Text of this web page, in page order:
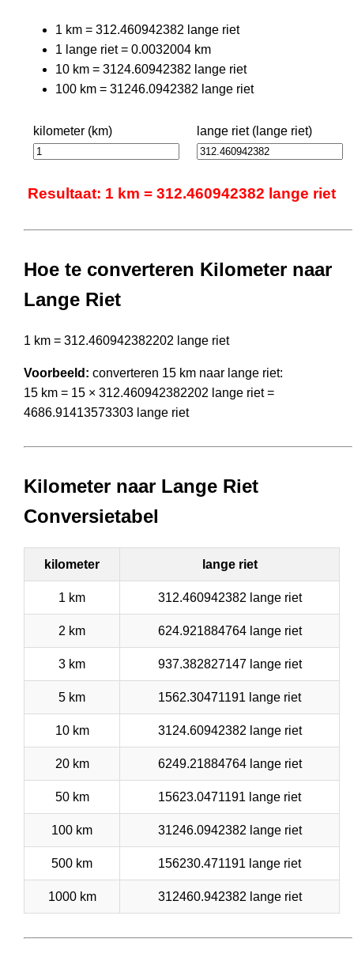
1 km = 312.460942382 lange riet
1 lange riet = 0.0032004 km
10 km = 3124.60942382 lange riet
100 km = 31246.0942382 lange riet
kilometer (km) lange riet (lange riet)
Resultaat: 1 km = 312.460942382 lange riet
Hoe te converteren Kilometer naar
Lange Riet
1 km = 312.460942382202 lange riet
Voorbeeld: converteren 15 km naar lange riet:
15 km = 15 × 312.460942382202 lange riet =
4686.91413573303 lange riet
Kilometer naar Lange Riet
Conversietabel
kilometer lange riet
1 km 312.460942382 lange riet
2 km 624.921884764 lange riet
3 km 937.382827147 lange riet
5 km 1562.30471191 lange riet
10 km 3124.60942382 lange riet
20 km 6249.21884764 lange riet
50 km 15623.0471191 lange riet
100 km 31246.0942382 lange riet
500 km 156230.471191 lange riet
1000 km 312460.942382 lange riet